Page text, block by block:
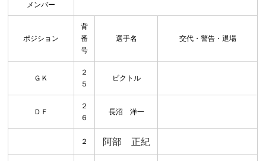
メンバー
ポジション
背
番
号
選手名 交代・警告・退場
ＧＫ
２
５
ビクトル
ＤＦ
２
６
長沼 洋一
２ 阿部 正紀